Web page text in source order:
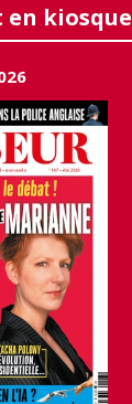
kiosque